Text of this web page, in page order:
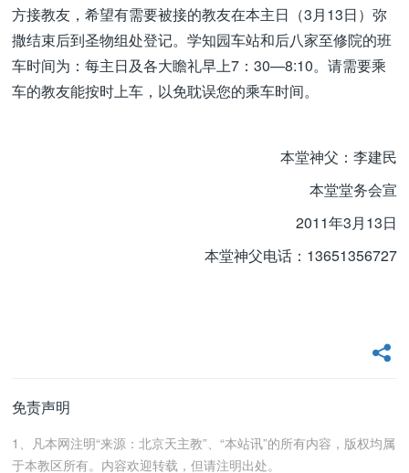
方接教友，希望有需要被接的教友在本主日（3月13日）弥
撒结束后到圣物组处登记。学知园车站和后八家至修院的班
车时间为：每主日及各大瞻礼早上7：30—8:10。请需要乘
车的教友能按时上车，以免耽误您的乘车时间。
本堂神父：李建民
本堂堂务会宣
2011年3月13日
本堂神父电话：13651356727
免责声明
1、凡本网注明“来源：北京天主教”、“本站讯”的所有内容，版权均属
于本教区所有。内容欢迎转载，但请注明出处。